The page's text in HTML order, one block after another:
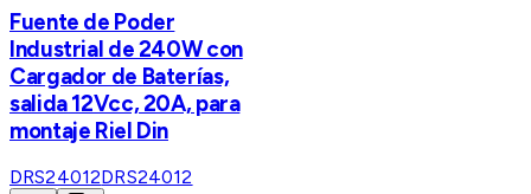
Fuente de Poder
Industrial de 240W con
Cargador de Baterías,
salida 12Vcc, 20A, para
montaje Riel Din
DRS24012DRS24012